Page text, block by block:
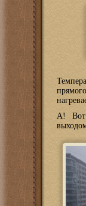
А! Вот